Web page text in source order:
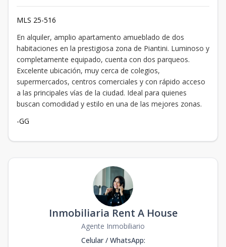
MLS 25-516
En alquiler, amplio apartamento amueblado de dos
habitaciones en la prestigiosa zona de Piantini. Luminoso y
completamente equipado, cuenta con dos parqueos.
Excelente ubicación, muy cerca de colegios,
supermercados, centros comerciales y con rápido acceso
a las principales vías de la ciudad. Ideal para quienes
buscan comodidad y estilo en una de las mejores zonas.
-GG
Inmobiliaria Rent A House
Agente Inmobiliario
Celular / WhatsApp: